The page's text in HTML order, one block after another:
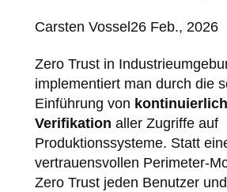
Posted
Carsten Vossel26 Feb., 2026
Zero Trust in
implementiert man durch die
Einführung von
Verifikation aller Zugriffe auf
Produktionssysteme. Statt
vertrauensvollen Perimeter-
Zero Trust jeden Benutzer